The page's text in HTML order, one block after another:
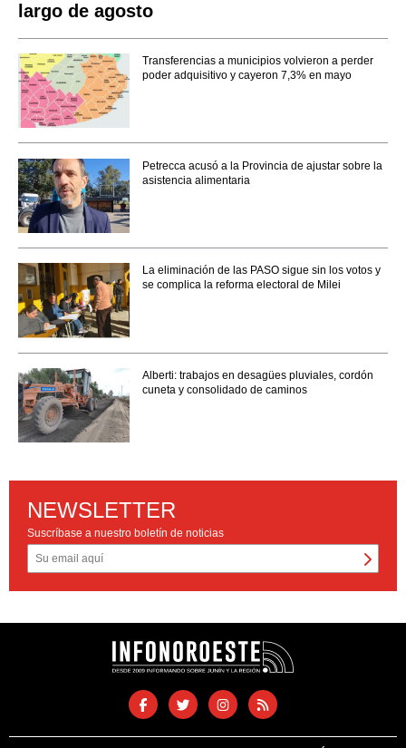
largo de agosto
Transferencias a municipios volvieron a perder
poder adquisitivo y cayeron 7,3% en mayo
Petrecca acusó a la Provincia de ajustar sobre la
asistencia alimentaria
La eliminación de las PASO sigue sin los votos y
se complica la reforma electoral de Milei
Alberti: trabajos en desagües pluviales, cordón
cuneta y consolidado de caminos
NEWSLETTER
Suscríbase a nuestro boletín de noticias